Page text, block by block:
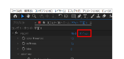
ログインする
STEP 2 [ライセンスの返還]
ページへ移動